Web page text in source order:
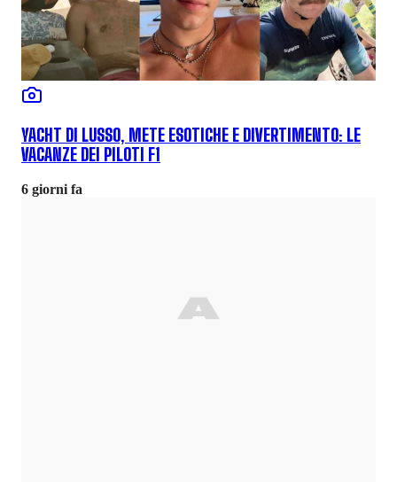
YACHT DI LUSSO, METE ESOTICHE E DIVERTIMENTO: LE
VACANZE DEI PILOTI F1
6 giorni fa